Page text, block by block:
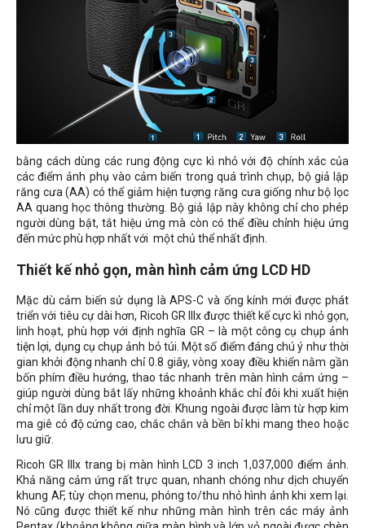
bằng cách dùng các rung động cực kì nhỏ với độ chính xác của
các điểm ảnh phụ vào cảm biến trong quá trình chụp, bộ giả lập
răng cưa (AA) có thể giảm hiện tượng răng cưa giống như bộ lọc
AA quang học thông thường. Bộ giả lập này không chỉ cho phép
người dùng bật, tắt hiệu ứng mà còn có thể điều chỉnh hiệu ứng
đến mức phù hợp nhất với một chủ thể nhất định.
Thiết kế nhỏ gọn, màn hình cảm ứng LCD HD
Mặc dù cảm biến sử dụng là APS-C và ống kính mới được phát
triển với tiêu cự dài hơn, Ricoh GR IIIx được thiết kế cực kì nhỏ gọn,
linh hoạt, phù hợp với định nghĩa GR – là một công cụ chụp ảnh
tiện lợi, dụng cụ chụp ảnh bỏ túi. Một số điểm đáng chú ý như thời
gian khởi động nhanh chỉ 0.8 giây, vòng xoay điều khiển nằm gần
bốn phím điều hướng, thao tác nhanh trên màn hình cảm ứng –
giúp người dùng bắt lấy những khoảnh khắc chỉ đôi khi xuất hiện
chỉ một lần duy nhất trong đời. Khung ngoài được làm từ hợp kim
ma giê có độ cứng cao, chắc chắn và bền bỉ khi mang theo hoặc
lưu giữ.
Ricoh GR IIIx trang bị màn hình LCD 3 inch 1,037,000 điểm ảnh.
Khả năng cảm ứng rất trực quan, nhanh chóng như dịch chuyển
khung AF, tùy chọn menu, phóng to/thu nhỏ hình ảnh khi xem lại.
Nó cũng được thiết kế như những màn hình trên các máy ảnh